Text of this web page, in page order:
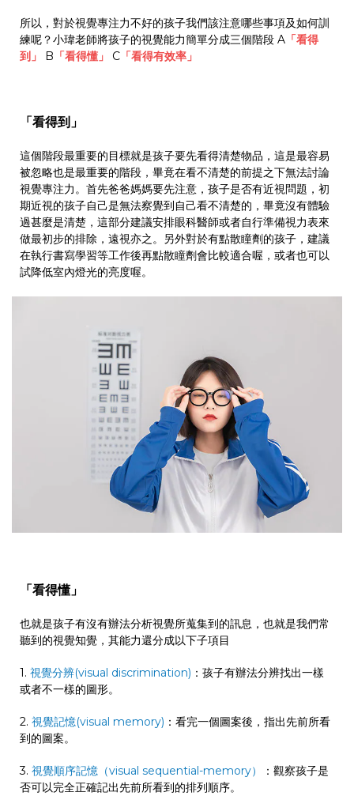
所以，對於視覺專注力不好的孩子我們該注意哪些事項及如何訓
練呢？小瑋老師將孩子的視覺能力簡單分成三個階段 A 「看得
到」
B 「看得懂」 C 「看得有效率」
「看得到」
這個階段最重要的目標就是孩子要先看得清楚物品，這是最容易
被忽略也是最重要的階段，畢竟在看不清楚的前提之下無法討論
視覺專注力。首先爸爸媽媽要先注意，孩子是否有近視問題，初
期近視的孩子自己是無法察覺到自己看不清楚的，畢竟沒有體驗
過甚麼是清楚，這部分建議安排眼科醫師或者自行準備視力表來
做最初步的排除，遠視亦之。另外對於有點散瞳劑的孩子，建議
在執行書寫學習等工作後再點散瞳劑會比較適合喔，或者也可以
試降低室內燈光的亮度喔。
「看得懂」
也就是孩子有沒有辦法分析視覺所蒐集到的訊息，也就是我們常
聽到的視覺知覺，其能力還分成以下子項目
1. 視覺分辨(visual discrimination) ：孩子有辦法分辨找出一樣
或者不一樣的圖形。
2. 視覺記憶(visual memory) ：看完一個圖案後，指出先前所看
到的圖案。
3. 視覺順序記憶（visual sequential-memory）
：觀察孩子是
否可以完全正確記出先前所看到的排列順序。